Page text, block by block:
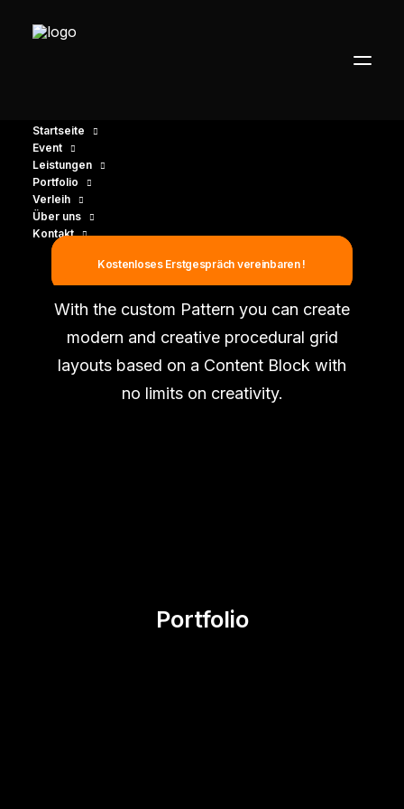
Startseite
Event
Leistungen
Portfolio
Verleih
Über uns
Kontakt
Kostenloses Erstgespräch vereinbaren !
With the custom Pattern you can create
modern and creative procedural grid
layouts based on a Content Block with
no limits on creativity.
Portfolio